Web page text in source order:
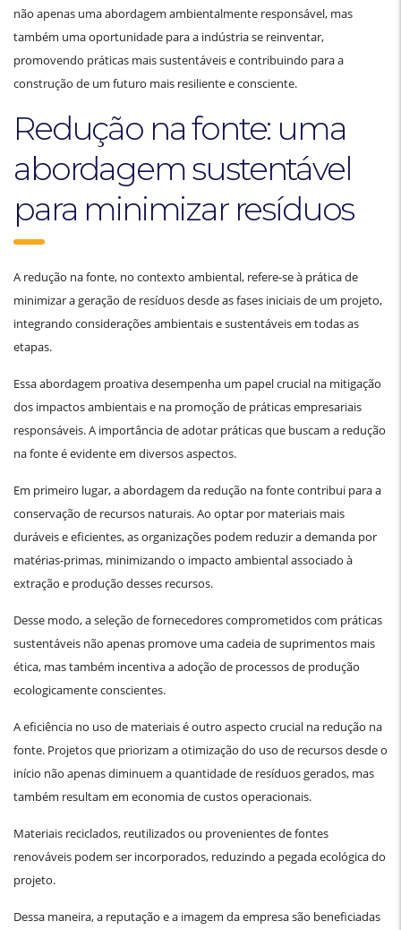
não apenas uma abordagem ambientalmente responsável, mas
também uma oportunidade para a indústria se reinventar,
promovendo práticas mais sustentáveis e contribuindo para a
construção de um futuro mais resiliente e consciente.
Redução na fonte: uma
abordagem sustentável
para minimizar resíduos
A redução na fonte, no contexto ambiental, refere-se à prática de
minimizar a geração de resíduos desde as fases iniciais de um projeto,
integrando considerações ambientais e sustentáveis em todas as
etapas.
Essa abordagem proativa desempenha um papel crucial na mitigação
dos impactos ambientais e na promoção de práticas empresariais
responsáveis. A importância de adotar práticas que buscam a redução
na fonte é evidente em diversos aspectos.
Em primeiro lugar, a abordagem da redução na fonte contribui para a
conservação de recursos naturais. Ao optar por materiais mais
duráveis e eficientes, as organizações podem reduzir a demanda por
matérias-primas, minimizando o impacto ambiental associado à
extração e produção desses recursos.
Desse modo, a seleção de fornecedores comprometidos com práticas
sustentáveis não apenas promove uma cadeia de suprimentos mais
ética, mas também incentiva a adoção de processos de produção
ecologicamente conscientes.
A eficiência no uso de materiais é outro aspecto crucial na redução na
fonte. Projetos que priorizam a otimização do uso de recursos desde o
início não apenas diminuem a quantidade de resíduos gerados, mas
também resultam em economia de custos operacionais.
Materiais reciclados, reutilizados ou provenientes de fontes
renováveis podem ser incorporados, reduzindo a pegada ecológica do
projeto.
Dessa maneira, a reputação e a imagem da empresa são beneficiadas